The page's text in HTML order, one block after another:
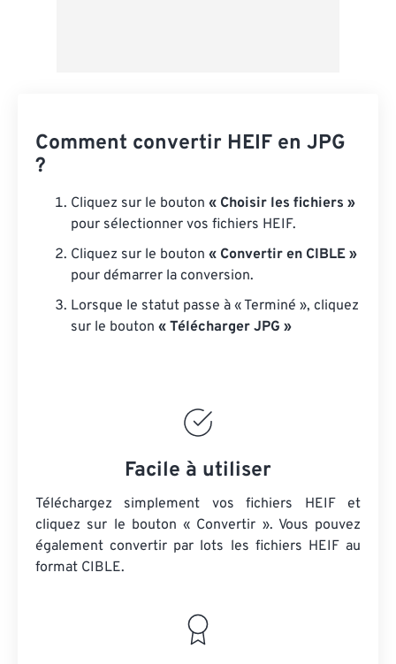
Comment convertir HEIF en JPG
?
Cliquez sur le bouton « Choisir les fichiers »
pour sélectionner vos fichiers HEIF.
Cliquez sur le bouton « Convertir en CIBLE »
pour démarrer la conversion.
Lorsque le statut passe à « Terminé », cliquez
sur le bouton « Télécharger JPG »
Facile à utiliser
Téléchargez simplement vos fichiers HEIF et
cliquez sur le bouton « Convertir ». Vous pouvez
également convertir par lots les fichiers HEIFau
format CIBLE.